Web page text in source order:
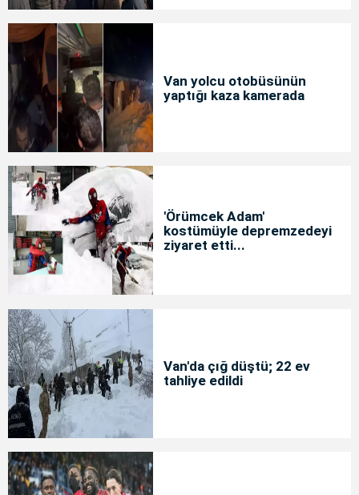
Van yolcu otobüsünün
yaptığı kaza kamerada
'Örümcek Adam'
kostümüyle depremzedeyi
ziyaret etti...
Van'da çığ düştü; 22 ev
tahliye edildi